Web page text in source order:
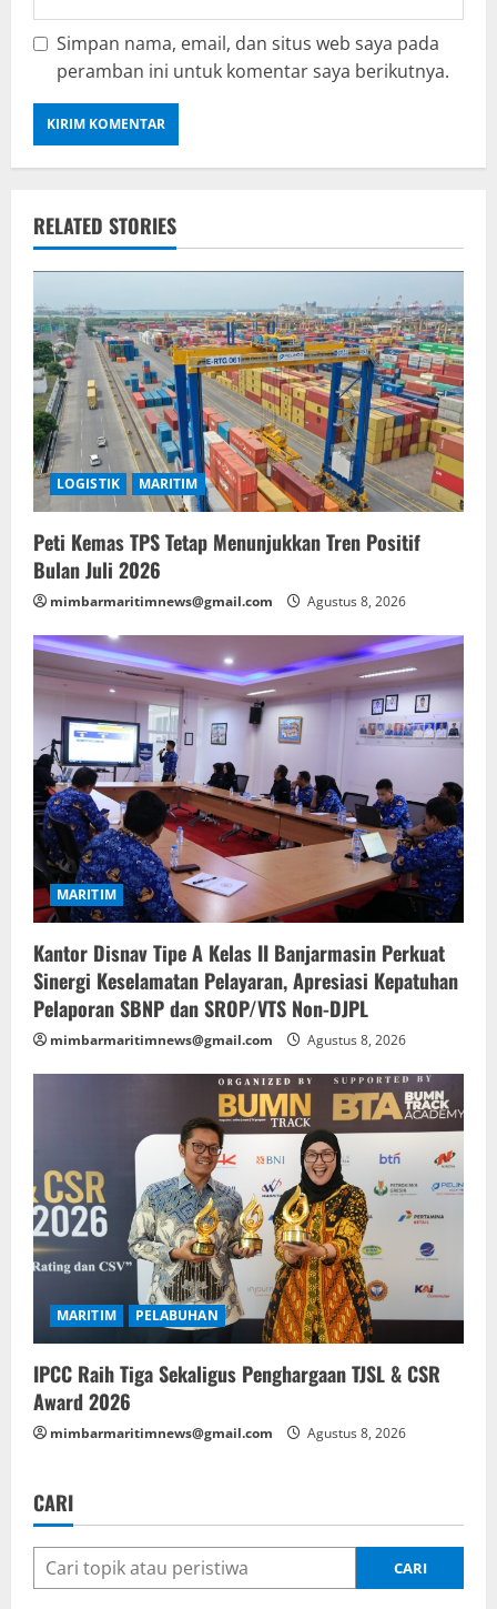
Simpan nama, email, dan situs web saya pada
peramban ini untuk komentar saya berikutnya.
RELATED STORIES
LOGISTIK MARITIM
Peti Kemas TPS Tetap Menunjukkan Tren Positif
Bulan Juli 2026
mimbarmaritimnews@gmail.com Agustus 8, 2026
MARITIM
Kantor Disnav Tipe A Kelas II Banjarmasin Perkuat
Sinergi Keselamatan Pelayaran, Apresiasi Kepatuhan
Pelaporan SBNP dan SROP/VTS Non-DJPL
mimbarmaritimnews@gmail.com Agustus 8, 2026
MARITIM PELABUHAN
IPCC Raih Tiga Sekaligus Penghargaan TJSL & CSR
Award 2026
mimbarmaritimnews@gmail.com Agustus 8, 2026
CARI
CARI